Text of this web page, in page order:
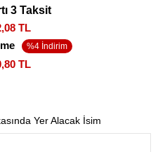
3 Taksit
TL
TL
Yer Alacak İsim